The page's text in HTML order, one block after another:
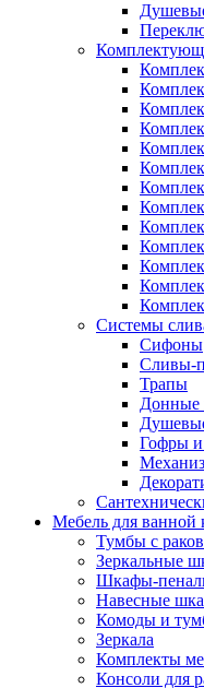
Системы
Сифоны
Сливы-
Трапы
Донные
Гофры
Мебель для ванной
Тумбы с
Зеркальные
Шкафы-
Навесные
Комоды и
Зеркала
Комплекты
Консоли для